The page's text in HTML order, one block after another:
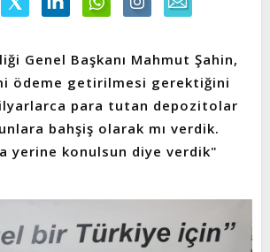
Genel Başkanı Mahmut Şahin,
ödeme getirilmesi gerektiğini
para tutan depozitolar
bahşiş olarak mı verdik.
yerine konulsun diye verdik"